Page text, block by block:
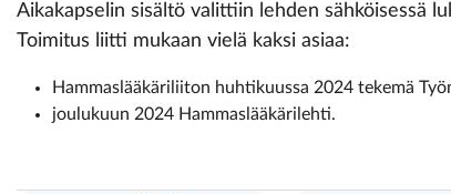
Aikakapselin sisältö valittiin lehden sähköisessä
Toimitus liitti mukaan vielä kaksi asiaa:
Hammaslääkäriliiton huhtikuussa 2024 tekemä
joulukuun 2024 Hammaslääkärilehti.